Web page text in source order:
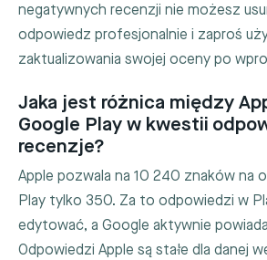
negatywnych recenzji nie możesz
odpowiedz profesjonalnie i zaproś
zaktualizowania swojej oceny po
Jaka jest różnica między
Google Play w kwestii
recenzje?
Apple pozwala na 10 240 znaków na
Play tylko 350. Za to odpowiedzi w
edytować, a Google aktywnie
Odpowiedzi Apple są stałe dla danej